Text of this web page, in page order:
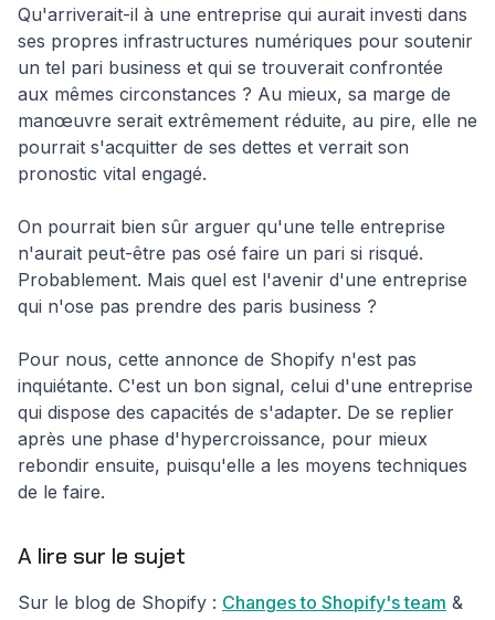
Qu'arriverait-il à une entreprise qui aurait investi dans
ses propres infrastructures numériques pour soutenir
un tel pari business et qui se trouverait confrontée
aux mêmes circonstances ? Au mieux, sa marge de
manœuvre serait extrêmement réduite, au pire, elle ne
pourrait s'acquitter de ses dettes et verrait son
pronostic vital engagé.
On pourrait bien sûr arguer qu'une telle entreprise
n'aurait peut-être pas osé faire un pari si risqué.
Probablement. Mais quel est l'avenir d'une entreprise
qui n'ose pas prendre des paris business ?
Pour nous, cette annonce de Shopify n'est pas
inquiétante. C'est un bon signal, celui d'une entreprise
qui dispose des capacités de s'adapter. De se replier
après une phase d'hypercroissance, pour mieux
rebondir ensuite, puisqu'elle a les moyens techniques
de le faire.
A lire sur le sujet
Sur le blog de Shopify : Changes to Shopify's team &